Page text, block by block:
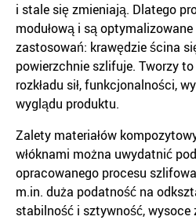
i stale się zmieniają. Dlatego
modułową i są
zastosowań: krawędzie ścina
powierzchnie szlifuje. Tworzy
rozkładu sił, funkcjonalności,
wyglądu produktu.
Zalety materiałów
włóknami można uwydatnić
opracowanego procesu
m.in. duża podatność na
stabilność i sztywność, wysoce